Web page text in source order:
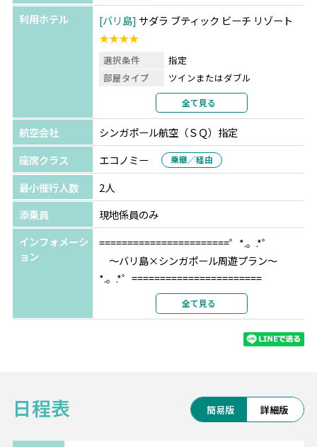
利用ホテル
バリ島 サダラ ブティック ビーチ リゾート
★★★★
選択条件
指定
部屋タイプ
ツインまたはダブル
2名1室利用
部屋カテゴリ
サダラプレミア
セントーサ島 ビレッジ ホテル セントーサ バ
イ ファー イースト ホスピタリティ
選択条件
指定
部屋タイプ
利用形態
部屋カテゴリ
指定なし
全て見る
航空会社
シンガポール航空（ＳＱ）指定
座席クラス
エコノミー 乗継／経由
最小催行人数
2人
添乗員
現地係員のみ
インフォメーシ
ョン
=======================゜*.。.*゜
～バリ島×シンガポール周遊プラン～
*.。.*゜=======================
人気ビーチリゾート『バリ島』でゆっくりし
た後は、近代都市『シンガポール』で買い物
やグルメが楽しめるお勧めの2か国周遊。
■サダラ ブティック ビーチリゾート【人気ホ
全て見る
日程表 簡易版 詳細版